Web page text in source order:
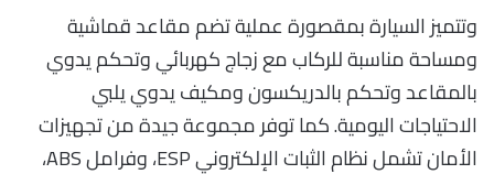
وتتميز السيارة بمقصورة عملية تضم مقاعد قماشية
ومساحة مناسبة للركاب مع زجاج كهربائي وتحكم يدوي
بالمقاعد وتحكم بالدريكسون ومكيف يدوي يلبي
الاحتياجات اليومية. كما توفر مجموعة جيدة من تجهيزات
الأمان تشمل نظام الثبات الإلكتروني ESP، وفرامل ABS،